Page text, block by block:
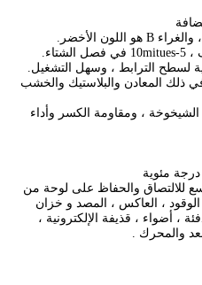
ذلك المعادن والبلاستيك والخشب
، ومقاومة الكسر وأداء
للالتصاق والحفاظ على لوحة من
الوقود ، العاكس ، المصد و خزان
، أضواء ، قذيفة الإلكترونية ،
والمحرك .